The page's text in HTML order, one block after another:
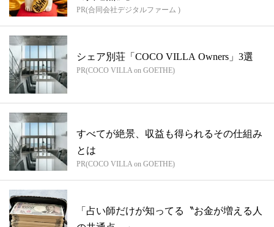
PR(合同会社デジタルファーム )
シェア別荘「COCO VILLA Owners」3選
PR(COCO VILLA on GOETHE)
すべてが絶景、収益も得られるその仕組み
とは
PR(COCO VILLA on GOETHE)
「占い師だけが知ってる〝お金が増える人